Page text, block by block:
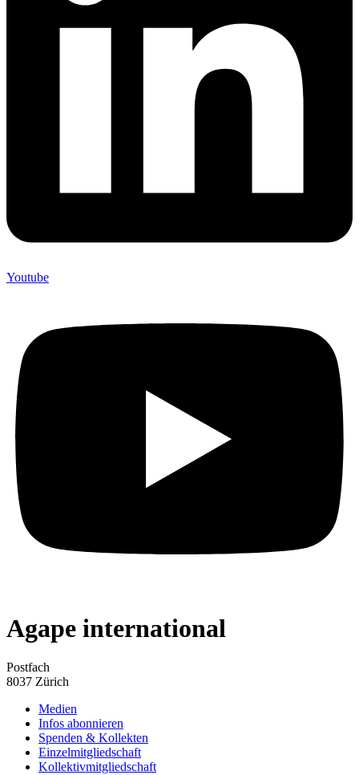
Youtube
Agape international
Postfach
8037 Zürich
Medien
Infos abonnieren
Spenden & Kollekten
Einzelmitgliedschaft
Kollektivmitgliedschaft